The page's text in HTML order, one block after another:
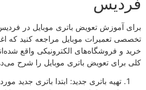
برای آموزش تعویض باتری موبایل در
تخصصی تعمیرات موبایل مراجعه کنید که
خرید و فروشگاه‌های الکترونیکی واقع
کلی برای تعویض باتری موبایل را شرح
تهیه باتری جدید: ابتدا باتری جدید مورد